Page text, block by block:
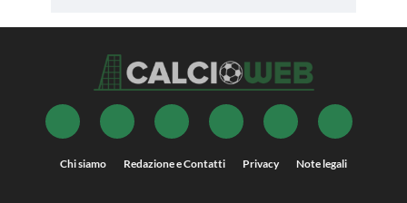
Chi siamo Redazione e Contatti Privacy Note legali